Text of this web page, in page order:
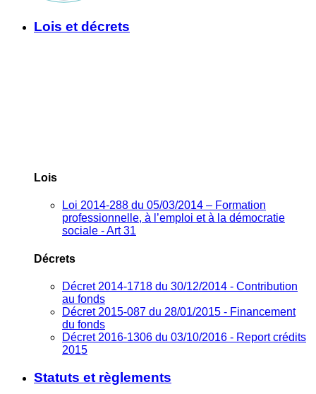
Lois et décrets
Lois
Loi 2014-288 du 05/03/2014 – Formation
professionnelle, à l’emploi et à la démocratie
sociale - Art 31
Décrets
Décret 2014-1718 du 30/12/2014 - Contribution
au fonds
Décret 2015-087 du 28/01/2015 - Financement
du fonds
Décret 2016-1306 du 03/10/2016 - Report crédits
2015
Statuts et règlements